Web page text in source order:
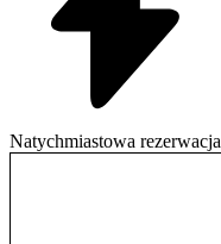
Natychmiastowa rezerwacja